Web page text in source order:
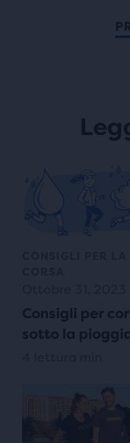
Consigli per
sotto la